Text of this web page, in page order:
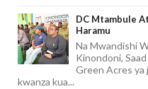
DC Mtambule
Haramu
Na Mwandishi
Kinondoni,
Green Acres ya
kwanza kua...